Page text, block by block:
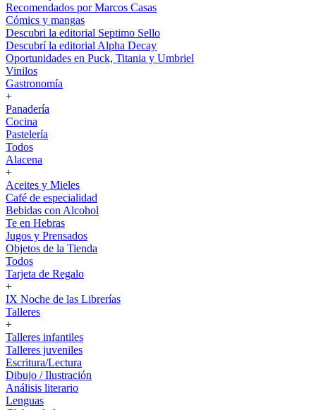
Recomendados por Marcos Casas
Cómics y mangas
Descubri la editorial Septimo Sello
Descubrí la editorial Alpha Decay
Oportunidades en Puck, Titania y Umbriel
Vinilos
Gastronomía
+
Panadería
Cocina
Pastelería
Todos
Alacena
+
Aceites y Mieles
Café de especialidad
Bebidas con Alcohol
Te en Hebras
Jugos y Prensados
Objetos de la Tienda
Todos
Tarjeta de Regalo
+
IX Noche de las Librerías
Talleres
+
Talleres infantiles
Talleres juveniles
Escritura/Lectura
Dibujo / Ilustración
Análisis literario
Lenguas